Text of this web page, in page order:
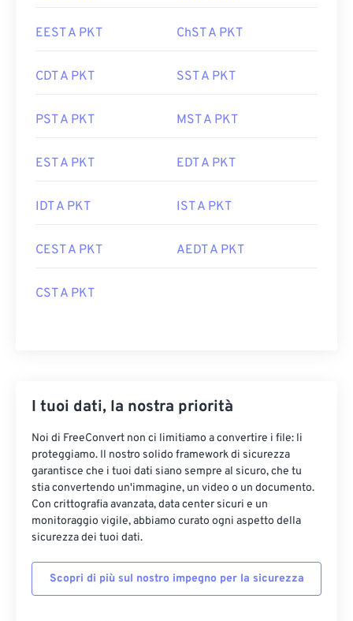
EEST A PKT ChST A PKT
CDT A PKT SST A PKT
PST A PKT MST A PKT
EST A PKT EDT A PKT
IDT A PKT IST A PKT
CEST A PKT AEDT A PKT
CST A PKT
I tuoi dati, la nostra priorità
Noi di FreeConvert non ci limitiamo a convertire i file: li
proteggiamo. Il nostro solido framework di sicurezza
garantisce che i tuoi dati siano sempre al sicuro, che tu
stia convertendo un'immagine, un video o un documento.
Con crittografia avanzata, data center sicuri e un
monitoraggio vigile, abbiamo curato ogni aspetto della
sicurezza dei tuoi dati.
Scopri di più sul nostro impegno per la sicurezza